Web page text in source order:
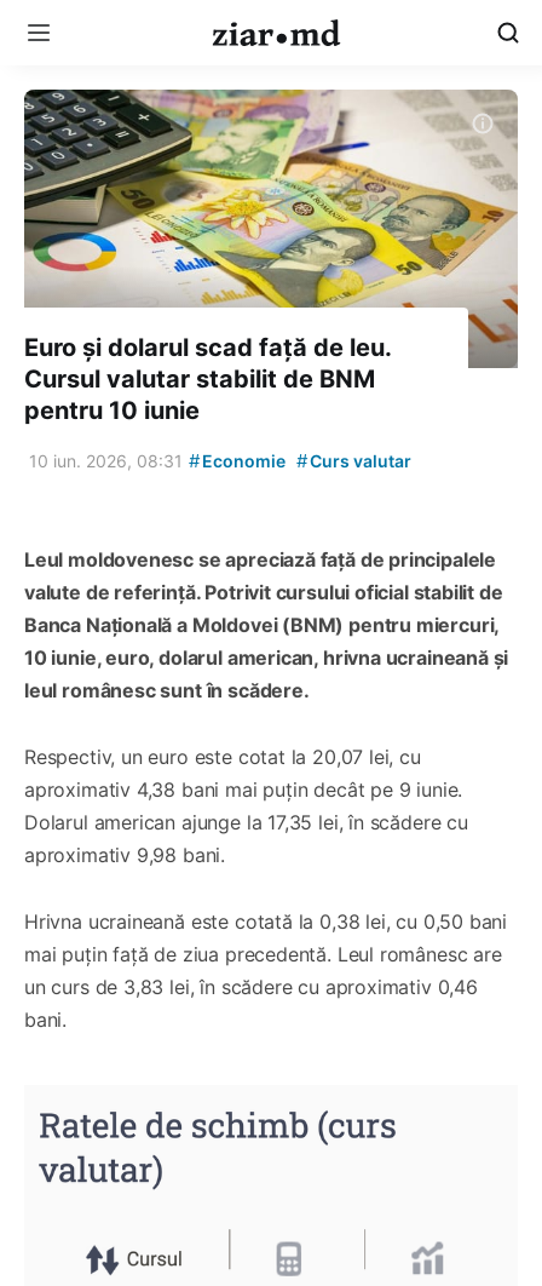
Euro și dolarul scad față de leu.
Cursul valutar stabilit de BNM
pentru 10 iunie
10 iun. 2026, 08:31 #Economie #Curs valutar
Leul moldovenesc se apreciază față de principalele
valute de referință. Potrivit cursului oficial stabilit de
Banca Națională a Moldovei (BNM) pentru miercuri,
10 iunie, euro, dolarul american, hrivna ucraineană și
leul românesc sunt în scădere.
Respectiv, un euro este cotat la 20,07 lei, cu
aproximativ 4,38 bani mai puțin decât pe 9 iunie.
Dolarul american ajunge la 17,35 lei, în scădere cu
aproximativ 9,98 bani.
Hrivna ucraineană este cotată la 0,38 lei, cu 0,50 bani
mai puțin față de ziua precedentă. Leul românesc are
un curs de 3,83 lei, în scădere cu aproximativ 0,46
bani.